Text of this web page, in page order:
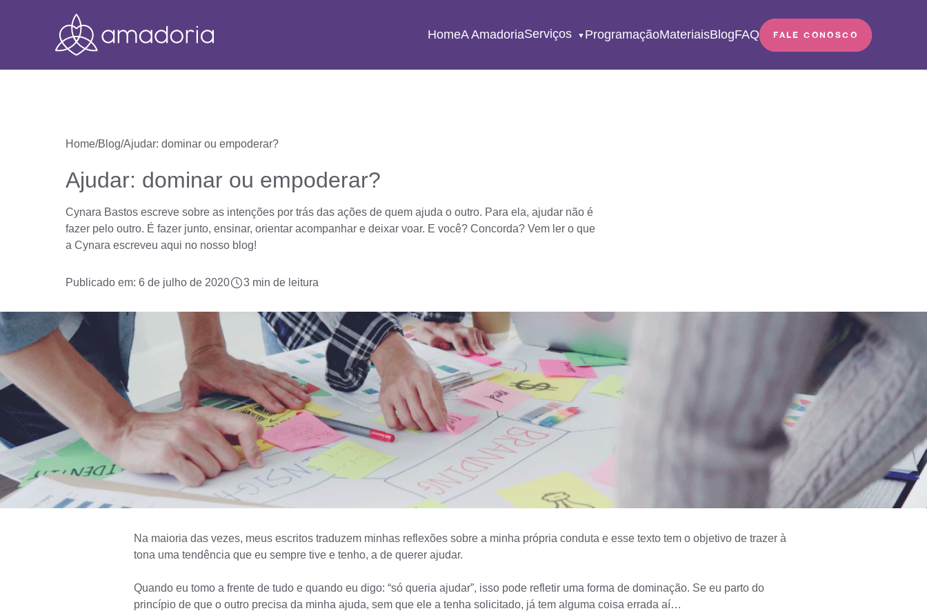
HomeA AmadoriaServiços ProgramaçãoMateriaisBlogFAQ FALE CONOSCO
Home Blog Ajudar: dominar ou empoderar?
Ajudar: dominar ou empoderar?
Cynara Bastos escreve sobre as intenções por trás das ações de quem ajuda o outro. Para ela, ajudar não é
fazer pelo outro. É fazer junto, ensinar, orientar acompanhar e deixar voar. E você? Concorda? Vem ler o que
a Cynara escreveu aqui no nosso blog!
Publicado em: 6 de julho de 2020 3 min de leitura
Na maioria das vezes, meus escritos traduzem minhas reflexões sobre a minha própria conduta e esse texto tem o objetivo de trazer à
tona uma tendência que eu sempre tive e tenho, a de querer ajudar.
Quando eu tomo a frente de tudo e quando eu digo: “só queria ajudar”, isso pode refletir uma forma de dominação. Se eu parto do
princípio de que o outro precisa da minha ajuda, sem que ele a tenha solicitado, já tem alguma coisa errada aí…